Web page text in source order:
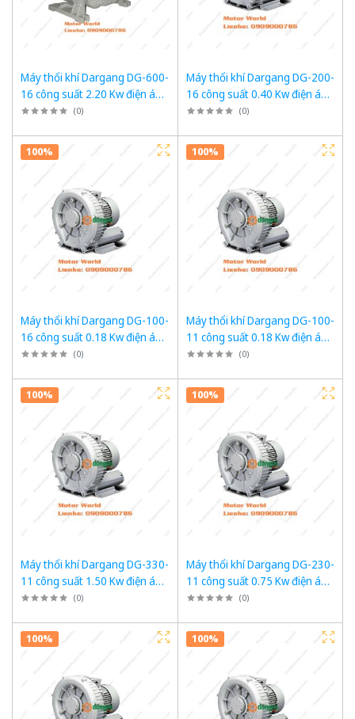
Máy thổi khí Dargang DG-600-
16 công suất 2.20 Kw điện áp
3 pha 380VAC, 50Hz
(0)
Máy thổi khí Dargang DG-200-
16 công suất 0.40 Kw điện áp
3 pha 380VAC, 50Hz
(0)
100%
Máy thổi khí Dargang DG-100-
16 công suất 0.18 Kw điện áp
3 pha 380VAC, 50Hz
(0)
100%
Máy thổi khí Dargang DG-100-
11 công suất 0.18 Kw điện áp
1pha 220VAC, 50Hz
(0)
100%
Máy thổi khí Dargang DG-330-
11 công suất 1.50 Kw điện áp
1pha 220VAC, 50Hz
(0)
100%
Máy thổi khí Dargang DG-230-
11 công suất 0.75 Kw điện áp
1pha 220VAC, 50Hz
(0)
100% 100%